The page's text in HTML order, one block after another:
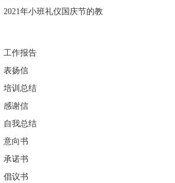
2021年小班礼仪国庆节的教
工作报告
表扬信
培训总结
感谢信
自我总结
意向书
承诺书
倡议书